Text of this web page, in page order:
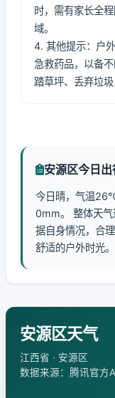
时，需有家长全
域。
4. 其他提示：户
急救药品，以备
踏草坪、丢弃垃圾
安源区今日出
今日晴，气温
0mm。 整体天气
据自身情况，合
舒适的户外时光。
安源区天气
江西省 · 安源区
数据来源：腾讯官方